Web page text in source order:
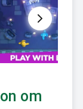
om